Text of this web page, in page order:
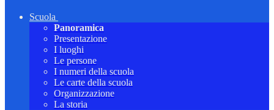
Scuola
Panoramica
Presentazione
I luoghi
Le persone
I numeri della scuola
Le carte della scuola
Organizzazione
La storia